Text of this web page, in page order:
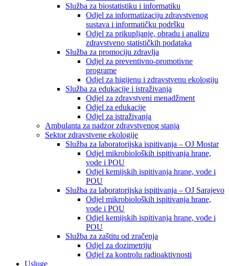
Služba za biostatistiku i informatiku
Odjel za informatizaciju zdravstvenog
sustava i informatičku podršku
Odjel za prikupljanje, obradu i analizu
zdravstveno statističkih podataka
Služba za promociju zdravlja
Odjel za preventivno-promotivne
programe
Odjel za higijenu i zdravstvenu ekologiju
Služba za edukacije i istraživanja
Odjel za zdravstveni menadžment
Odjel za edukacije
Odjel za istraživanja
Ambulanta za nadzor zdravstvenog stanja
Sektor zdravstvene ekologije
Služba za laboratorijska ispitivanja – OJ Mostar
Odjel mikrobioloških ispitivanja hrane,
vode i POU
Odjel kemijskih ispitivanja hrane, vode i
POU
Služba za laboratorijska ispitivanja – OJ Sarajevo
Odjel mikrobioloških ispitivanja hrane,
vode i POU
Odjel kemijskih ispitivanja hrane, vode i
POU
Služba za zaštitu od zračenja
Odjel za dozimetriju
Odjel za kontrolu radioaktivnosti
Usluge